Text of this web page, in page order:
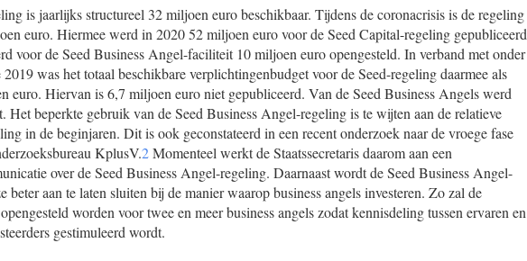
is jaarlijks structureel 32 miljoen euro beschikbaar. Tijdens de coronacrisis is de regeling
euro. Hiermee werd in 2020 52 miljoen euro voor de Seed Capital-regeling gepubliceerd
voor de Seed Business Angel-faciliteit 10 miljoen euro opengesteld. In verband met onder
2019 was het totaal beschikbare verplichtingenbudget voor de Seed-regeling daarmee als
euro. Hiervan is 6,7 miljoen euro niet gepubliceerd. Van de Seed Business Angels werd
Het beperkte gebruik van de Seed Business Angel-regeling is te wijten aan de relatieve
in de beginjaren. Dit is ook geconstateerd in een recent onderzoek naar de vroege fase
KplusV.2Momenteel werkt de Staatssecretaris daarom aan een
over de Seed Business Angel-regeling. Daarnaast wordt de Seed Business Angel-
beter aan te laten sluiten bij de manier waarop business angels investeren. Zo zal de
worden voor twee en meer business angels zodat kennisdeling tussen ervaren en
gestimuleerd wordt.